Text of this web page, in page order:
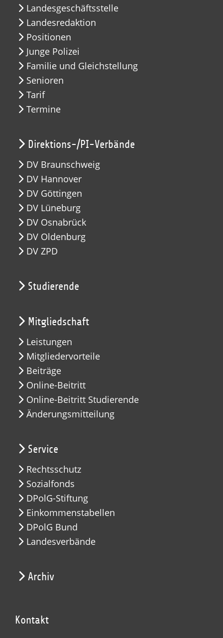
Landesgeschäftsstelle
Landesredaktion
Positionen
Junge Polizei
Familie und Gleichstellung
Senioren
Tarif
Termine
Direktions-/PI-Verbände
DV Braunschweig
DV Hannover
DV Göttingen
DV Lüneburg
DV Osnabrück
DV Oldenburg
DV ZPD
Studierende
Mitgliedschaft
Leistungen
Mitgliedervorteile
Beiträge
Online-Beitritt
Online-Beitritt Studierende
Änderungsmitteilung
Service
Rechtsschutz
Sozialfonds
DPolG-Stiftung
Einkommenstabellen
DPolG Bund
Landesverbände
Archiv
Kontakt